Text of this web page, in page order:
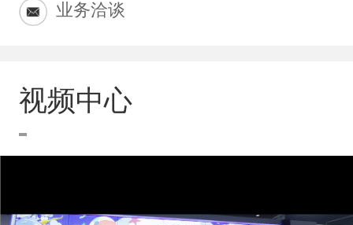
业务洽谈
视频中心